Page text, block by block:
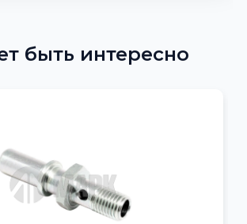
быть интересно